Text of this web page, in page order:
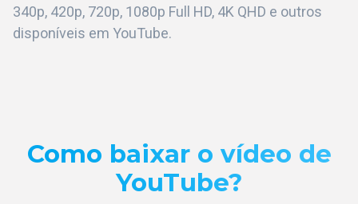
340p, 420p, 720p, 1080p Full HD, 4K QHD e outros
disponíveis em YouTube.
Como baixar o vídeo de
YouTube?